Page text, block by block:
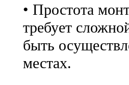
• Простота
требует
быть
местах.